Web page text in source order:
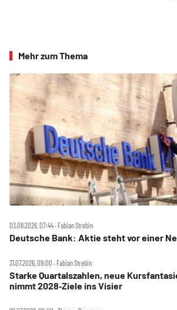
Mehr zum Thema
03.08.2026, 07:44 ‧ Fabian Strebin
Deutsche Bank: Aktie steht vor
31.07.2026, 09:00 ‧ Fabian Strebin
Starke Quartalszahlen, neue
nimmt 2028‑Ziele ins Visier